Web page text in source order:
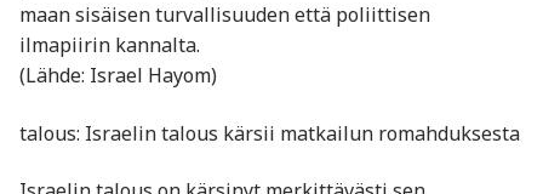
maan sisäisen turvallisuuden että poliittisen
ilmapiirin kannalta.
(Lähde: Israel Hayom)
talous: Israelin talous kärsii matkailun romahduksesta